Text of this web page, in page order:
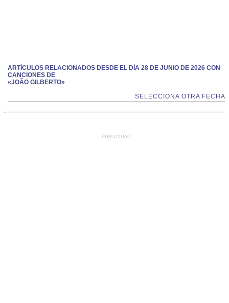
ARTÍCULOS RELACIONADOS DESDE EL DÍA 28 DE JUNIO DE 2026 CON
CANCIONES DE
«JOÃO GILBERTO»
SELECCIONA OTRA FECHA
PUBLICIDAD